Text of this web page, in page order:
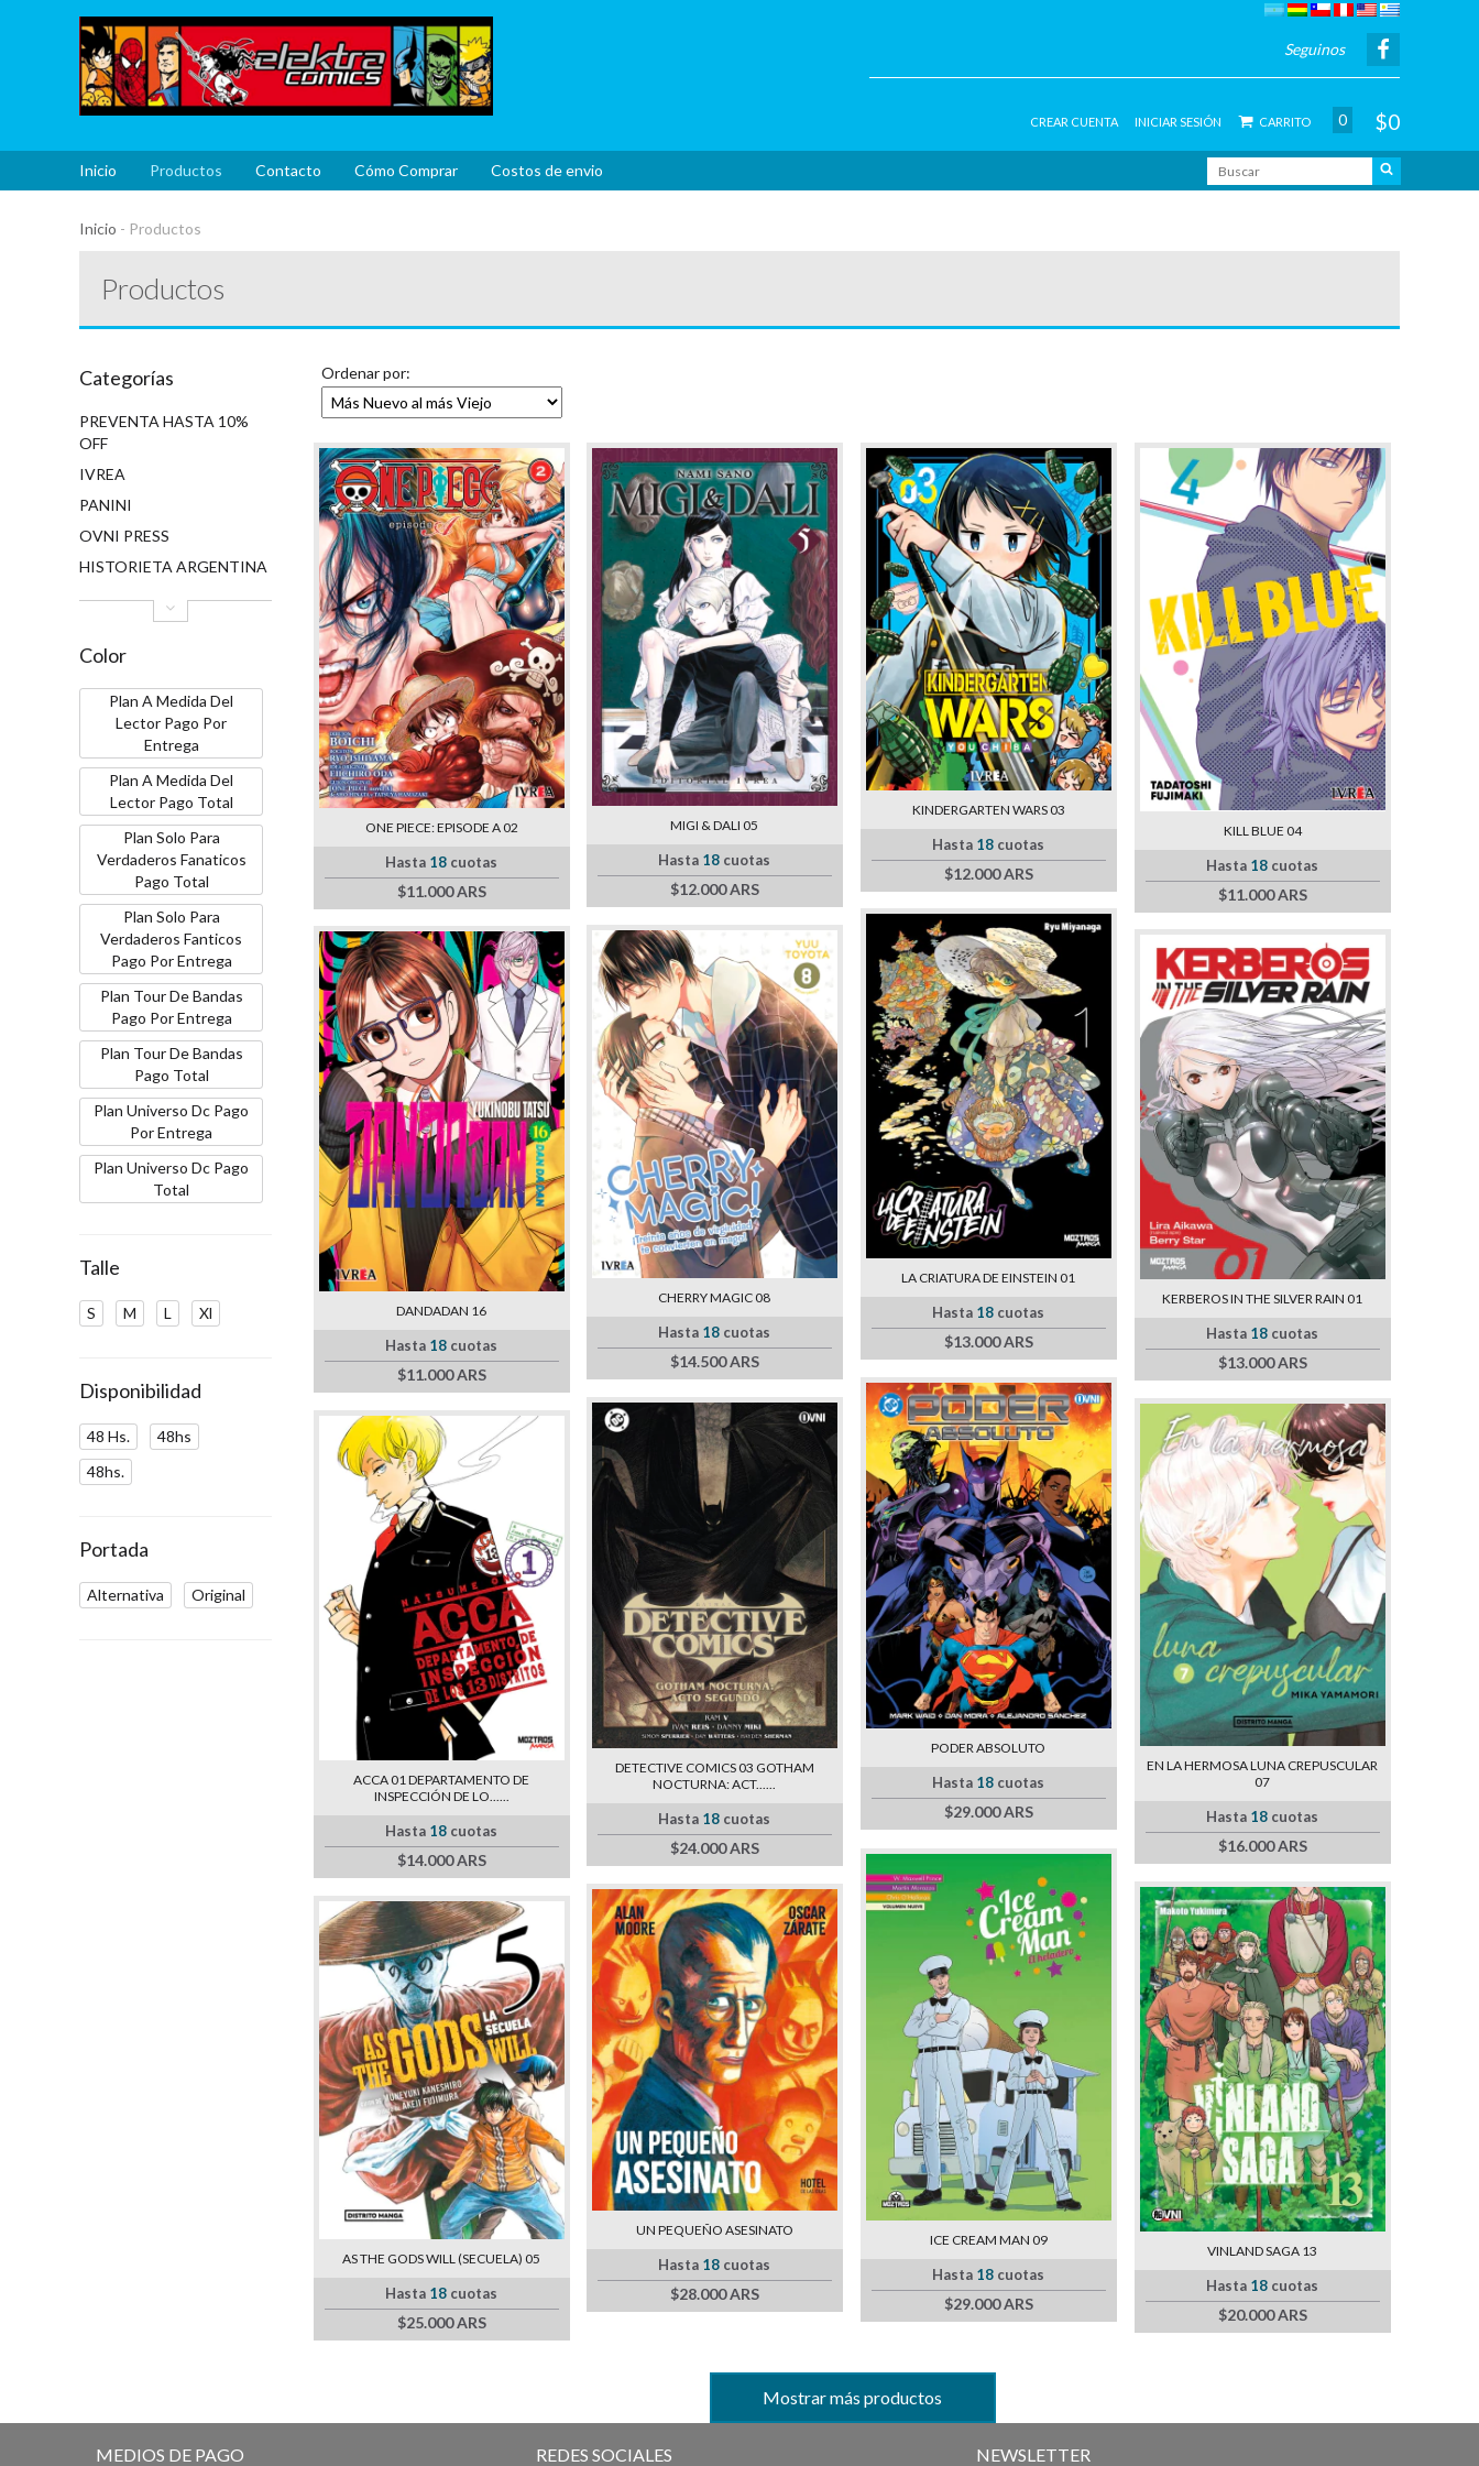
Seguinos
CREAR CUENTA INICIAR SESIÓN CARRITO 0 $0
Inicio Productos Contacto Cómo Comprar Costos de envio
Inicio - Productos
Productos
Categorías
PREVENTA HASTA 10%
OFF
IVREA
PANINI
OVNI PRESS
HISTORIETA ARGENTINA
Color
Plan A Medida Del
Lector Pago Por
Entrega
Plan A Medida Del
Lector Pago Total
Plan Solo Para
Verdaderos Fanaticos
Pago Total
Plan Solo Para
Verdaderos Fanticos
Pago Por Entrega
Plan Tour De Bandas
Pago Por Entrega
Plan Tour De Bandas
Pago Total
Plan Universo Dc Pago
Por Entrega
Plan Universo Dc Pago
Total
Talle
S M L Xl
Disponibilidad
48 Hs.
48hs
48hs.
Portada
Alternativa Original
Ordenar por:
ONE PIECE: EPISODE A 02
Hasta 18 cuotas
$11.000 ARS
MIGI & DALI 05
Hasta 18 cuotas
$12.000 ARS
KINDERGARTEN WARS 03
Hasta 18 cuotas
$12.000 ARS
KILL BLUE 04
Hasta 18 cuotas
$11.000 ARS
DANDADAN 16
Hasta 18 cuotas
$11.000 ARS
CHERRY MAGIC 08
Hasta 18 cuotas
$14.500 ARS
LA CRIATURA DE EINSTEIN 01
Hasta 18 cuotas
$13.000 ARS
KERBEROS IN THE SILVER RAIN 01
Hasta 18 cuotas
$13.000 ARS
ACCA 01 DEPARTAMENTO DE
INSPECCIÓN DE LO......
Hasta 18 cuotas
$14.000 ARS
DETECTIVE COMICS 03 GOTHAM
NOCTURNA: ACT......
Hasta 18 cuotas
$24.000 ARS
PODER ABSOLUTO
Hasta 18 cuotas
$29.000 ARS
EN LA HERMOSA LUNA CREPUSCULAR
07
Hasta 18 cuotas
$16.000 ARS
AS THE GODS WILL (SECUELA) 05
Hasta 18 cuotas
$25.000 ARS
UN PEQUEÑO ASESINATO
Hasta 18 cuotas
$28.000 ARS
ICE CREAM MAN 09
Hasta 18 cuotas
$29.000 ARS
VINLAND SAGA 13
Hasta 18 cuotas
$20.000 ARS
Mostrar más productos
MEDIOS DE PAGO REDES SOCIALES NEWSLETTER